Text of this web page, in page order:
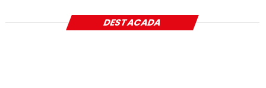
DESTACADA